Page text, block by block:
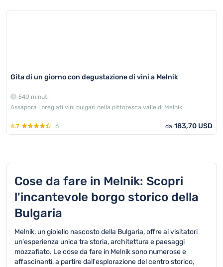
Gita di un giorno con degustazione di vini a Melnik
540 minuti
Assapora i pregiati vini bulgari nella pittoresca valle di Melnik
4.7 6 da 183,70 USD
Cose da fare in Melnik: Scopri
l'incantevole borgo storico della
Bulgaria
Melnik, un gioiello nascosto della Bulgaria, offre ai visitatori
un'esperienza unica tra storia, architettura e paesaggi
mozzafiato. Le cose da fare in Melnik sono numerose e
affascinanti, a partire dall'esplorazione del centro storico,